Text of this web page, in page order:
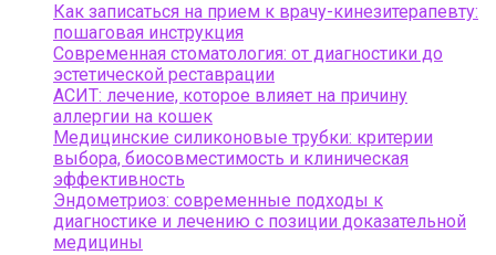
Как записаться на прием к врачу-кинезитерапевту:
пошаговая инструкция
Современная стоматология: от диагностики до
эстетической реставрации
АСИТ: лечение, которое влияет на причину
аллергии на кошек
Медицинские силиконовые трубки: критерии
выбора, биосовместимость и клиническая
эффективность
Эндометриоз: современные подходы к
диагностике и лечению с позиции доказательной
медицины